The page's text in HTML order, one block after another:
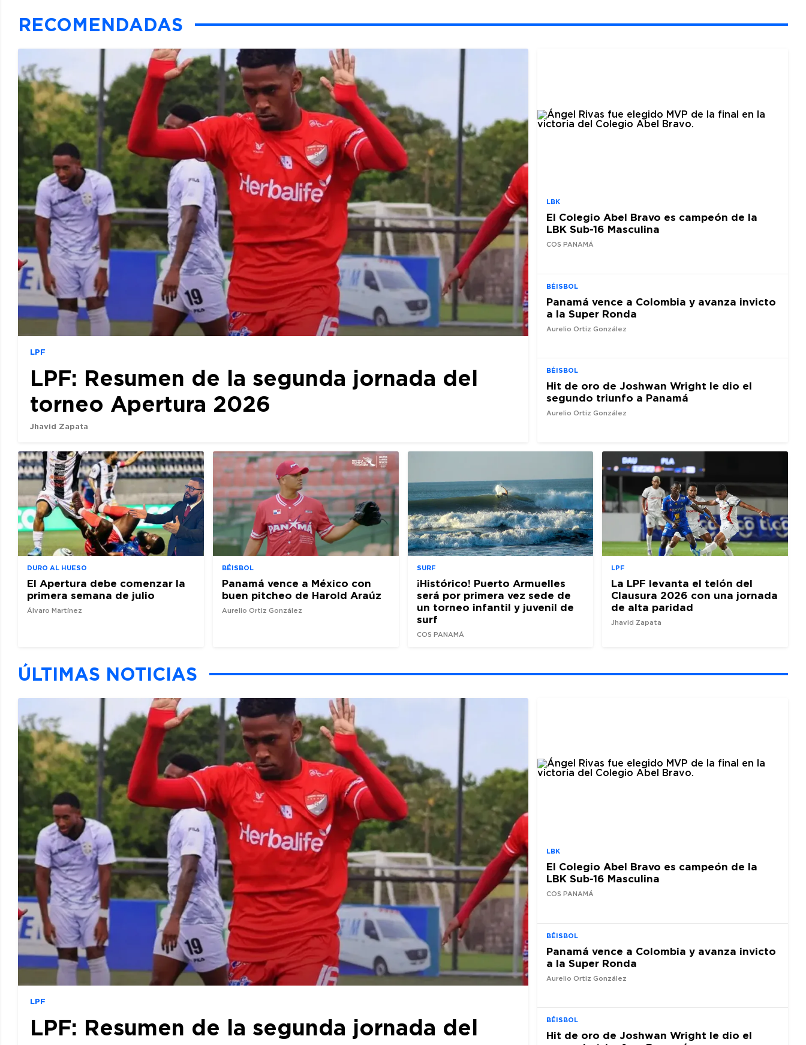
RECOMENDADAS
LPF
LPF: Resumen de la segunda jornada del
torneo Apertura 2026
Jhavid Zapata
LBK
El Colegio Abel Bravo es campeón de la
LBK Sub-16 Masculina
COS PANAMÁ
BÉISBOL
Panamá vence a Colombia y avanza invicto
a la Super Ronda
Aurelio Ortiz González
BÉISBOL
Hit de oro de Joshwan Wright le dio el
segundo triunfo a Panamá
Aurelio Ortiz González
DURO AL HUESO
El Apertura debe comenzar la
primera semana de julio
Álvaro Martínez
BÉISBOL
Panamá vence a México con
buen pitcheo de Harold Araúz
Aurelio Ortiz González
SURF
¡Histórico! Puerto Armuelles
será por primera vez sede de
un torneo infantil y juvenil de
surf
COS PANAMÁ
LPF
La LPF levanta el telón del
Clausura 2026 con una jornada
de alta paridad
Jhavid Zapata
ÚLTIMAS NOTICIAS
LPF
LPF: Resumen de la segunda jornada del
LBK
El Colegio Abel Bravo es campeón de la
LBK Sub-16 Masculina
COS PANAMÁ
BÉISBOL
Panamá vence a Colombia y avanza invicto
a la Super Ronda
Aurelio Ortiz González
BÉISBOL
Hit de oro de Joshwan Wright le dio el